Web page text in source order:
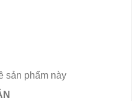
sản phẩm này